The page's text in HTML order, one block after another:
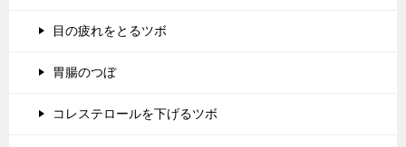
目の疲れをとるツボ
胃腸のつぼ
コレステロールを下げるツボ